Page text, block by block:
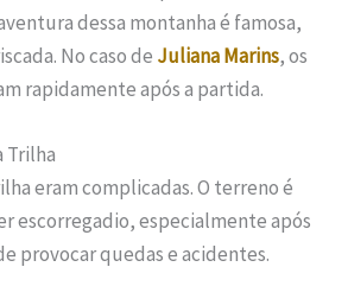
dessa montanha é famosa,
No caso de Juliana Marins, os
rapidamente após a partida.
Trilha
eram complicadas. O terreno é
escorregadio, especialmente após
provocar quedas e acidentes.